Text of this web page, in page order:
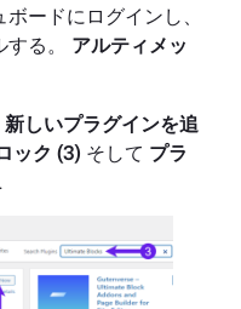
ードにログインし、
る。 アルティメッ
しいプラグインを追
ック (3) そして プラ
.